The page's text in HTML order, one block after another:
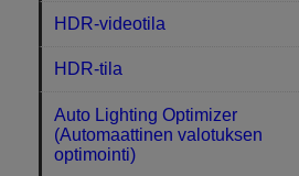
HDR-videotila
HDR-tila
Auto Lighting Optimizer
(Automaattinen valotuksen
optimointi)